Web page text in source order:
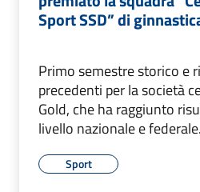
Sport SSD” di
Primo semestre storico e
precedenti per la società
Gold, che ha raggiunto
livello nazionale e federale.
Sport